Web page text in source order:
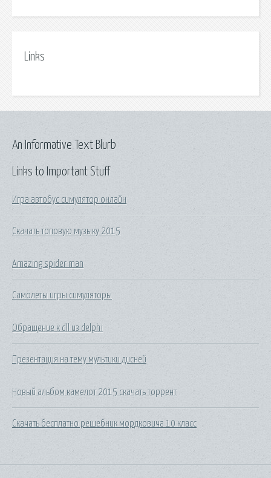
Links
Links to Important Stuff
Игра автобус симулятор онлайн
Скачать топовую музыку 2015
Amazing spider man
Самолеты игры симуляторы
Обращение к dll из delphi
Презентация на тему мультики дисней
Новый альбом камелот 2015 скачать торрент
Скачать бесплатно решебник мордковича 10 класс
An Informative Text Blurb